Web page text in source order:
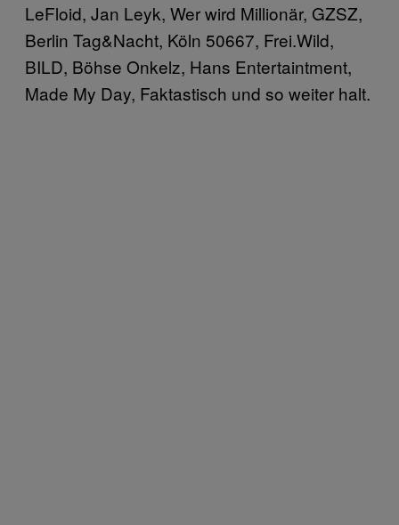
LeFloid, Jan Leyk, Wer wird Millionär, GZSZ,
Berlin Tag&Nacht, Köln 50667, Frei.Wild,
BILD, Böhse Onkelz, Hans Entertaintment,
Made My Day, Faktastisch und so weiter halt.